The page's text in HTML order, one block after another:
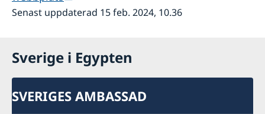
Senast uppdaterad 15 feb. 2024, 10.36
Sverige i Egypten
SVERIGES AMBASSAD